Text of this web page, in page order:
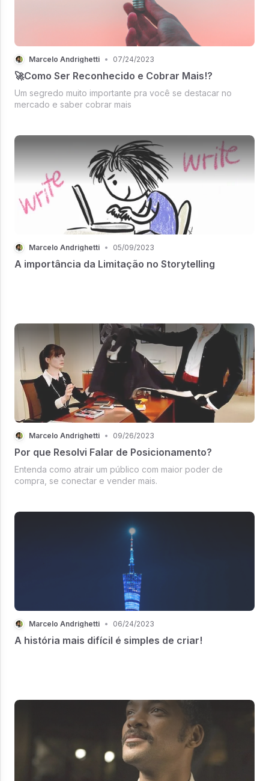
Marcelo Andrighetti • 07/24/2023
🚀Como Ser Reconhecido e Cobrar Mais!?
Um segredo muito importante pra você se destacar no
mercado e saber cobrar mais
Marcelo Andrighetti • 05/09/2023
A importância da Limitação no Storytelling
Marcelo Andrighetti • 09/26/2023
Por que Resolvi Falar de Posicionamento?
Entenda como atrair um público com maior poder de
compra, se conectar e vender mais.
Marcelo Andrighetti • 06/24/2023
A história mais difícil é simples de criar!